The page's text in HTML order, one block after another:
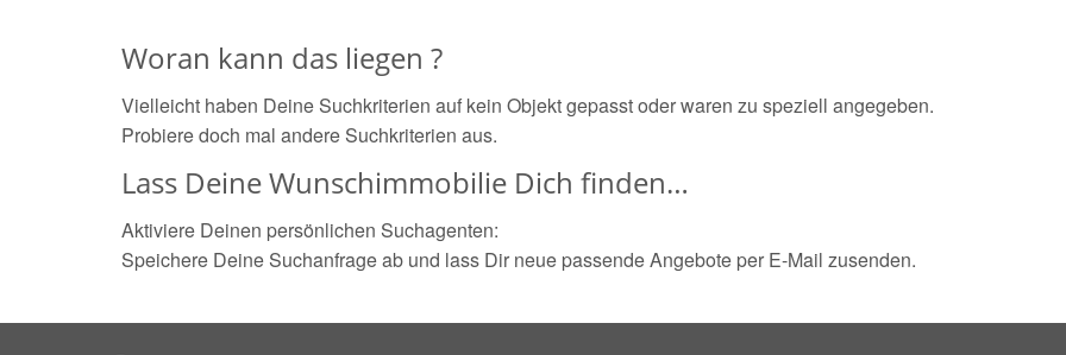
Woran kann das liegen ?
Vielleicht haben Deine Suchkriterien auf kein Objekt gepasst oder waren zu speziell angegeben.
Probiere doch mal andere Suchkriterien aus.
Lass Deine Wunschimmobilie Dich finden…
Aktiviere Deinen persönlichen Suchagenten:
Speichere Deine Suchanfrage ab und lass Dir neue passende Angebote per E-Mail zusenden.